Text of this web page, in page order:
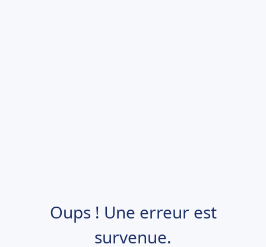
Oups ! Une erreur est
survenue.